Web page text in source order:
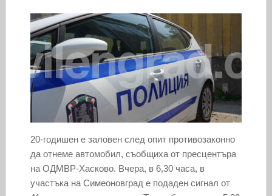
20-годишен е заловен след опит противозаконно
да отнеме автомобил, съобщиха от пресцентъра
на ОДМВР-Хасково. Вчера, в 6,30 часа, в
участъка на Симеоновград е подаден сигнал от